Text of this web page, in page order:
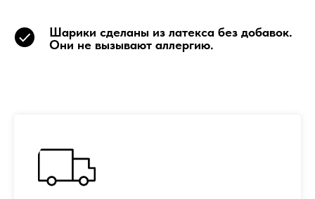
Шарики сделаны из латекса без добавок.
Они не вызывают аллергию.